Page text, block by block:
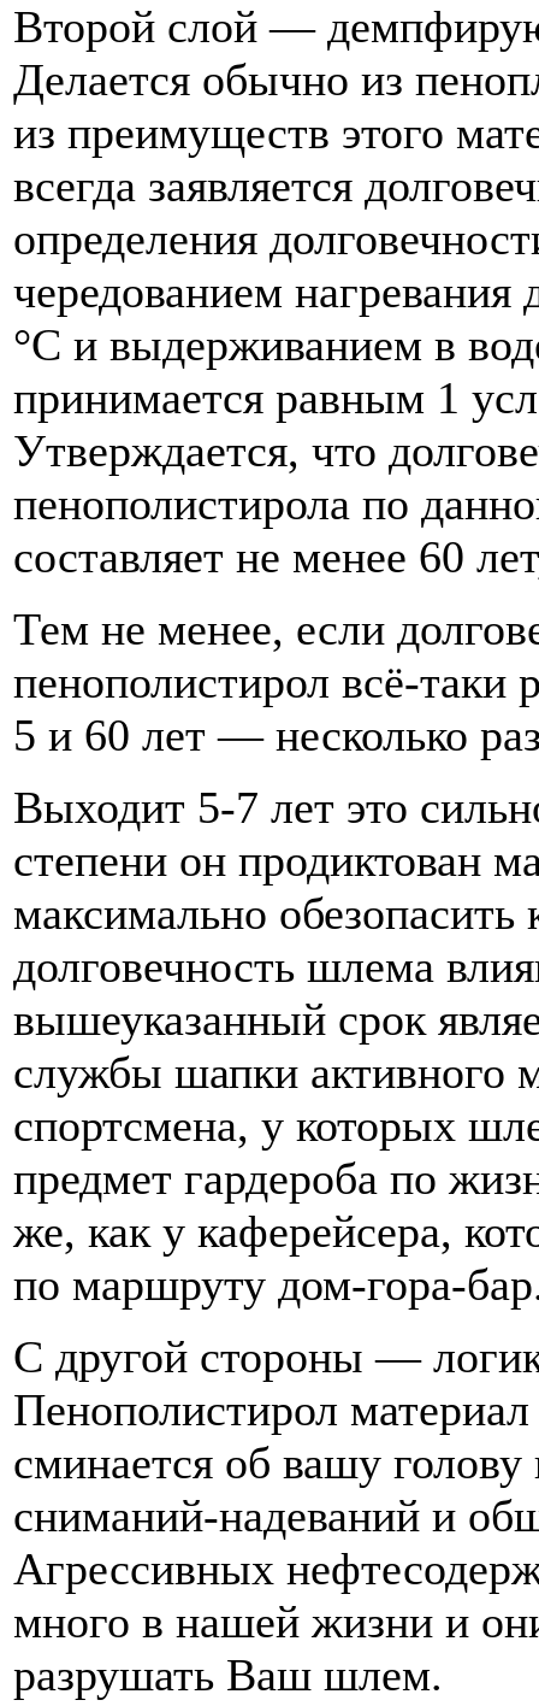
Второй слой —
Делается обычно из
из преимуществ этого
всегда заявляется
определения
чередованием
°C и выдерживанием в
принимается равным 1
Утверждается, что
пенополистирола по
составляет не менее 60
Тем не менее, если
пенополистирол всё-таки
5 и 60 лет — несколько
Выходит 5-7 лет это
степени он продиктован
максимально обезопасить
долговечность шлема
вышеуказанный срок
службы шапки активного
спортсмена, у которых
предмет гардероба по
же, как у каферейсера,
по маршруту дом-гора-
С другой стороны —
Пенополистирол
сминается об вашу
сниманий-надеваний и
Агрессивных
много в нашей жизни и
разрушать Ваш шлем.